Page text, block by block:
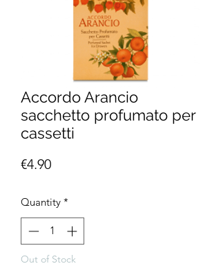
Accordo Arancio
sacchetto profumato per
cassetti
€4.90Price
Quantity *
Out of Stock